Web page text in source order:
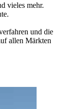
vieles mehr.
und die
allen Märkten